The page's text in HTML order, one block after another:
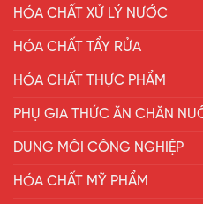
HÓA CHẤT XỬ LÝ NƯỚC
HÓA CHẤT TẨY RỬA
HÓA CHẤT THỰC PHẨM
PHỤ GIA THỨC ĂN CHĂN
DUNG MÔI CÔNG NGHIỆP
HÓA CHẤT MỸ PHẨM